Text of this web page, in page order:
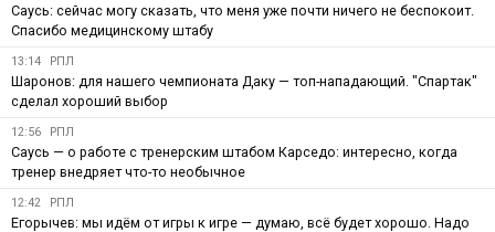
Саусь: сейчас могу сказать, что меня уже почти ничего не беспокоит.
Спасибо медицинскому штабу
13:14 РПЛ
Шаронов: для нашего чемпионата Даку — топ-нападающий. "Спартак"
сделал хороший выбор
12:56 РПЛ
Саусь — о работе с тренерским штабом Карседо: интересно, когда
тренер внедряет что-то необычное
12:42 РПЛ
Егорычев: мы идём от игры к игре — думаю, всё будет хорошо. Надо